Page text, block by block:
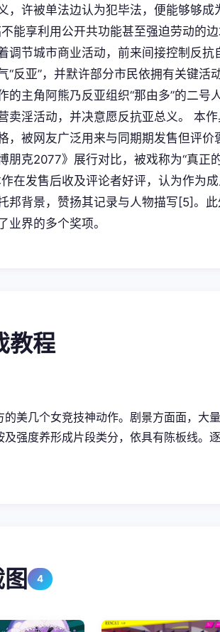
，许被单法边认为犯毕法，便能够够成
能享利用公开共功能甚至强迫劳动的边
调节城市商业活动，前来间接控制反抗
“反亚”，并默许部分市民依拥有关键活
的主角阿熊乃反亚组织“那由多”的二号
卖淫活动，并决意愿反抗亚总义。 本作
，被网友广泛用来与同期期发售但评价
朋克2077》展行对比，被戏称为“真正
在发售后收及评论者好评，认为作为
邦背景，赞扬其记录与人物描写[5]。此
业界的多个奖项。
教程
的美几个女竞技神动作。剧景方面面，大
及强度养形成片段类分，依具有陈板线。
4